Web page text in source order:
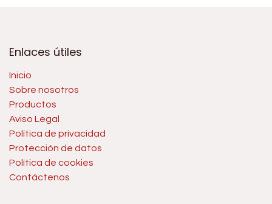
Enlaces útiles
Inicio
Sobre nosotros
Productos
Aviso Legal
Política de privacidad
Protección de datos
Política de cookies
Contáctenos